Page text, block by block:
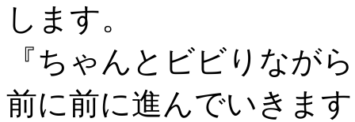
します。
『ちゃんとビビりなが
前に前に進んでいきま